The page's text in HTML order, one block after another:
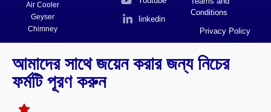
Air Cooler
Geyser
Chimney
linkedin
Conditions
Privacy Policy
আমাদের সাথে জয়েন করার জন্য নিচের
ফর্মটি পূরণ করুন